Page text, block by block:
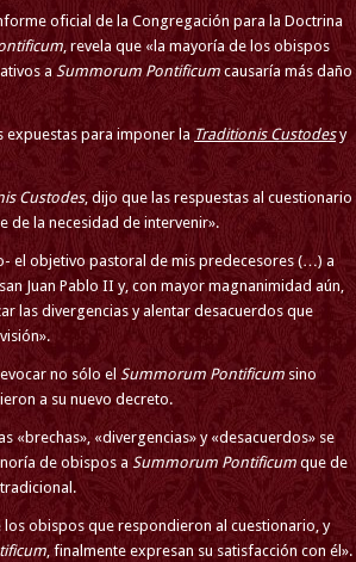
oficial de la Congregación para la Doctrina
, revela que «la mayoría de los obispos
a Summorum Pontificum causaría más daño
expuestas para imponer la Traditionis Custodesy
Custodes, dijo que las respuestas al cuestionario
de la necesidad de intervenir».
el objetivo pastoral de mis predecesores (…) a
Juan Pablo II y, con mayor magnanimidad aún,
las divergencias y alentar desacuerdos que
no sólo el Summorum Pontificum sino
a su nuevo decreto.
«brechas», «divergencias» y «desacuerdos» se
de obispos a Summorum Pontificum que de
obispos que respondieron al cuestionario, y
, finalmente expresan su satisfacción con él».